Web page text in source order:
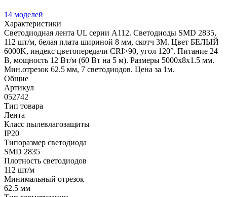
14 моделей
Характеристики
Светодиодная лента UL серии A112. Светодиоды SMD 2835,
112 шт/м, белая плата шириной 8 мм, скотч 3M. Цвет БЕЛЫЙ
6000K, индекс цветопередачи CRI>90, угол 120°. Питание 24
В, мощность 12 Вт/м (60 Вт на 5 м). Размеры 5000x8x1.5 мм.
Мин.отрезок 62.5 мм, 7 светодиодов. Цена за 1м.
Общие
Артикул
052742
Тип товара
Лента
Класс пылевлагозащиты
IP20
Типоразмер светодиода
SMD 2835
Плотность светодиодов
112 шт/м
Минимальный отрезок
62.5 мм